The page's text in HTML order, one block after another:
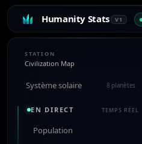
Humanity Stats V1
STATION
Civilization Map
Système solaire 8 planètes
EN DIRECT TEMPS RÉEL
Population